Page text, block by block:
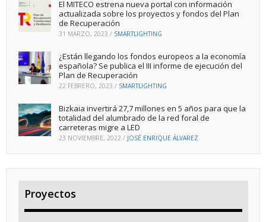
El MITECO estrena nueva portal con información
actualizada sobre los proyectos y fondos del Plan
de Recuperación
31 MARZO, 2023 / SMARTLIGHTING
¿Están llegando los fondos europeos a la economía
española? Se publica el III informe de ejecución del
Plan de Recuperación
22 FEBRERO, 2023 / SMARTLIGHTING
Bizkaia invertirá 27,7 millones en 5 años para que la
totalidad del alumbrado de la red foral de
carreteras migre a LED
23 NOVIEMBRE, 2022 / JOSÉ ENRIQUE ÁLVAREZ
Proyectos